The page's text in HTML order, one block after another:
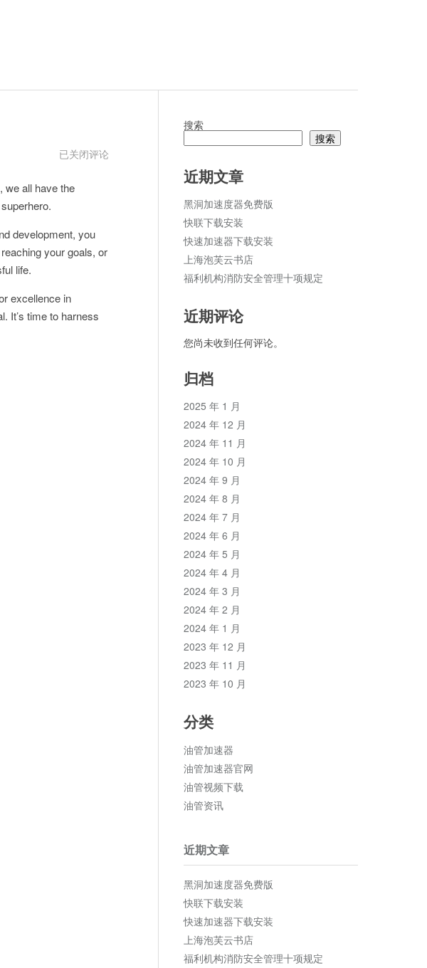
显
已关闭评论
we all have the
development, you
your goals, or
life.
excellence in
It’s time to harness
搜索
搜索
近期文章
黑洞加速度器免费版
快联下载安装
快速加速器下载安装
上海泡芙云书店
福利机构消防安全管理十项规定
近期评论
您尚未收到任何评论。
归档
2025 年 1 月
2024 年 12 月
2024 年 11 月
2024 年 10 月
2024 年 9 月
2024 年 8 月
2024 年 7 月
2024 年 6 月
2024 年 5 月
2024 年 4 月
2024 年 3 月
2024 年 2 月
2024 年 1 月
2023 年 12 月
2023 年 11 月
2023 年 10 月
分类
油管加速器
油管加速器官网
油管视频下载
油管资讯
近期文章
黑洞加速度器免费版
快联下载安装
快速加速器下载安装
上海泡芙云书店
福利机构消防安全管理十项规定